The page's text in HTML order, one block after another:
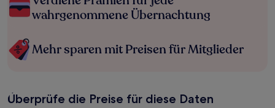
wahrgenommene Übernachtung
Mehr sparen mit Preisen für Mitglieder
Überprüfe die Preise für diese Daten